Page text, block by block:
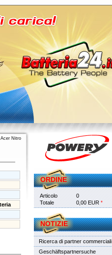
Acer Nitro
ORDINE
Articolo
0
Totale
0,00 EUR*
NOTIZIE
Ricerca di partner commerciali
Geschäftspartnersuche